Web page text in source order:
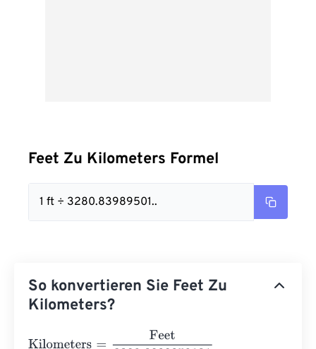
Feet Zu Kilometers Formel
1 ft ÷ 3280.83989501..
So konvertieren Sie Feet Zu
Kilometers?
Kilometers 3280.8398950131